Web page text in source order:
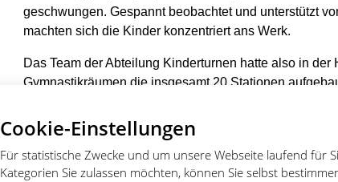
Cookie-Einstellungen
Für statistische Zwecke und um unsere Webseite laufend für
Kategorien Sie zulassen möchten, können Sie selbst
geschwungen. Gespannt beobachtet und unterstützt
machten sich die Kinder konzentriert ans Werk.
Das Team der Abteilung Kinderturnen hatte also in der
Gymnastikräumen die insgesamt 20 Stationen
dem Laufzettel bestätigte die gelungene Übung.
Schwingen am Seil von Bank zu Bank, beim
bestückt mit zwei Medizinbällen, oder aber zu zweit,
Hindernisparcours mit Partner oder beim Übergeben